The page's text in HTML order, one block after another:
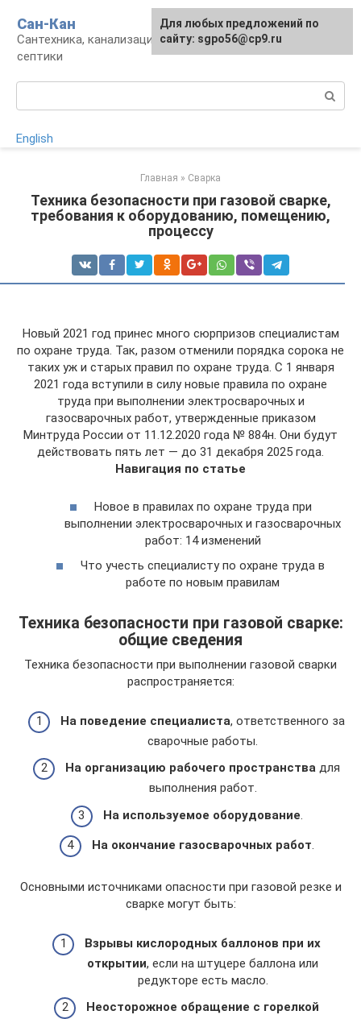
контенту
Сан-Кан
Сантехника, канализация, водопровод,
септики
English
Главная » Сварка
Техника безопасности при газовой сварке,
требования к оборудованию, помещению,
процессу
Новый 2021 год принес много сюрпризов специалистам
по охране труда. Так, разом отменили порядка сорока не
таких уж и старых правил по охране труда. С 1 января
2021 года вступили в силу новые правила по охране
труда при выполнении электросварочных и
газосварочных работ, утвержденные приказом
Минтруда России от 11.12.2020 года № 884н. Они будут
действовать пять лет — до 31 декабря 2025 года.
Навигация по статье
Новое в правилах по охране труда при
выполнении электросварочных и газосварочных
работ: 14 изменений
Что учесть специалисту по охране труда в
работе по новым правилам
Техника безопасности при газовой сварке:
общие сведения
Техника безопасности при выполнении газовой сварки
распространяется:
На поведение специалиста, ответственного за
сварочные работы.
На организацию рабочего пространства для
выполнения работ.
На используемое оборудование
На окончание газосварочных работ.
Основными источниками опасности при газовой резке и
сварке могут быть:
Взрывы кислородных баллонов при их
открытии, если на штуцере баллона или
редукторе есть масло.
Неосторожное обращение с горелкой
Для любых предложений по
сайту: sgpo56@cp9.ru